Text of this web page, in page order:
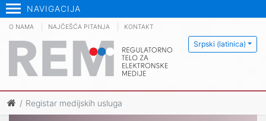
NAVIGACIJA
Srpski (latinica)
O NAMA NAJČEŠĆA PITANJA KONTAKT
Registar medijskih usluga